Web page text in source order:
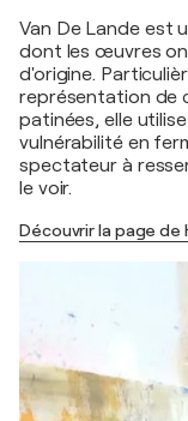
Van De Lande est
dont les œuvres
d'origine.
représentation de
patinées, elle
vulnérabilité en
spectateur à
le voir.
Découvrir la page de